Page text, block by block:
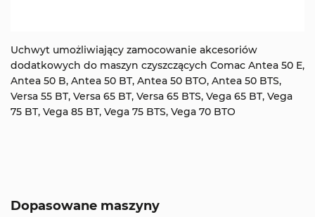
Uchwyt umożliwiający zamocowanie akcesoriów
dodatkowych do maszyn czyszczących Comac Antea 50 E,
Antea 50 B, Antea 50 BT, Antea 50 BTO, Antea 50 BTS,
Versa 55 BT, Versa 65 BT, Versa 65 BTS, Vega 65 BT, Vega
75 BT, Vega 85 BT, Vega 75 BTS, Vega 70 BTO
Dopasowane maszyny